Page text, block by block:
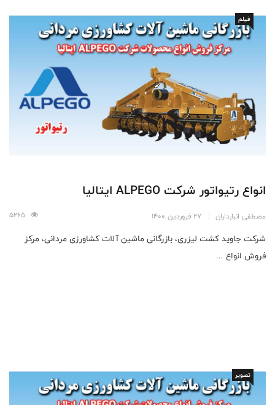
فیلم
انواع رتیواتور شرکت ALPEGO ایتالیا
مصطفی انبارداران 27 فروردین 1400
شرکت جاوید کشت لیزری، بازرگانی ماشین آلات کشاورزی مردانی، مرکز
فروش انواع ...
تصویر